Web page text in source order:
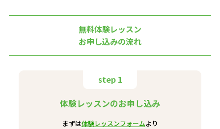
無料体験レッスン
お申し込みの流れ
step 1
体験レッスンのお申し込み
まずは体験レッスンフォームより